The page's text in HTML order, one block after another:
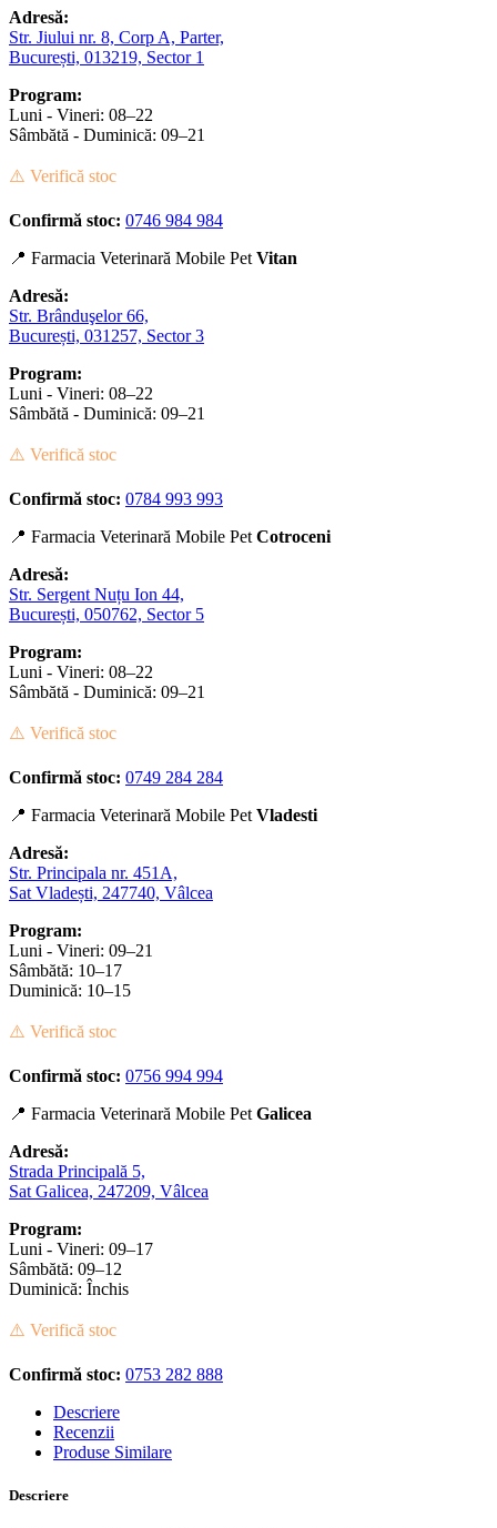
Adresă:
Str. Jiului nr. 8, Corp A, Parter,
București, 013219, Sector 1
Program:
Luni - Vineri: 08–22
Sâmbătă - Duminică: 09–21
⚠️ Verifică stoc
Confirmă stoc: 0746 984 984
📍 Farmacia Veterinară Mobile Pet Vitan
Adresă:
Str. Brânduşelor 66,
București, 031257, Sector 3
Program:
Luni - Vineri: 08–22
Sâmbătă - Duminică: 09–21
⚠️ Verifică stoc
Confirmă stoc: 0784 993 993
📍 Farmacia Veterinară Mobile Pet Cotroceni
Adresă:
Str. Sergent Nuțu Ion 44,
București, 050762, Sector 5
Program:
Luni - Vineri: 08–22
Sâmbătă - Duminică: 09–21
⚠️ Verifică stoc
Confirmă stoc: 0749 284 284
📍 Farmacia Veterinară Mobile Pet Vladesti
Adresă:
Str. Principala nr. 451A,
Sat Vladești, 247740, Vâlcea
Program:
Luni - Vineri: 09–21
Sâmbătă: 10–17
Duminică: 10–15
⚠️ Verifică stoc
Confirmă stoc: 0756 994 994
📍 Farmacia Veterinară Mobile Pet Galicea
Adresă:
Strada Principală 5,
Sat Galicea, 247209, Vâlcea
Program:
Luni - Vineri: 09–17
Sâmbătă: 09–12
Duminică: Închis
⚠️ Verifică stoc
Confirmă stoc: 0753 282 888
Descriere
Recenzii
Produse Similare
Descriere